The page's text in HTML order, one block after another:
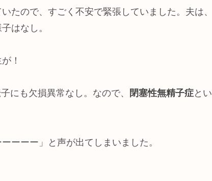
たので、すごく不安で緊張していました。夫は、
はなし。
！
にも欠損異常なし。なので、 閉塞性無精子症とい
ーーー」と声が出てしまいました。